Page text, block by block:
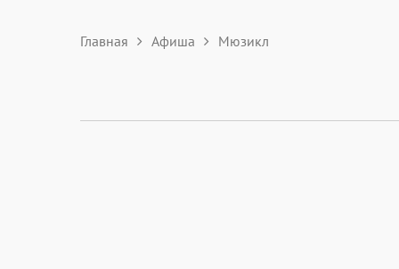
Главная Афиша Мюзикл